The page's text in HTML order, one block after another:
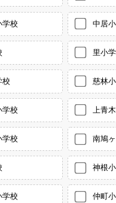
学校 中居
里小
校 慈林
学校 上青
学校 南鳩
神根
学校 仲町